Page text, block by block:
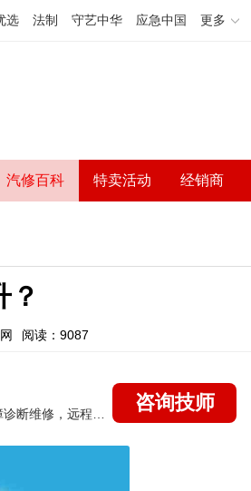
选 法制 守艺中华 应急中国 更多
汽修百科 特卖活动 经销商
？
阅读：9087
咨询技师